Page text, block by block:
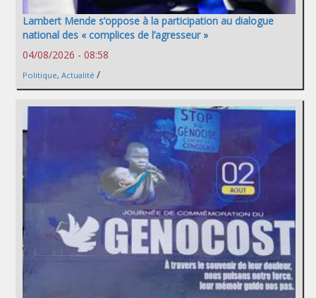
Lambert Mende s’oppose à la participation au dialogue
national des « complices de l’agresseur »
04/08/2026 - 08:58
Politique, Actualité /